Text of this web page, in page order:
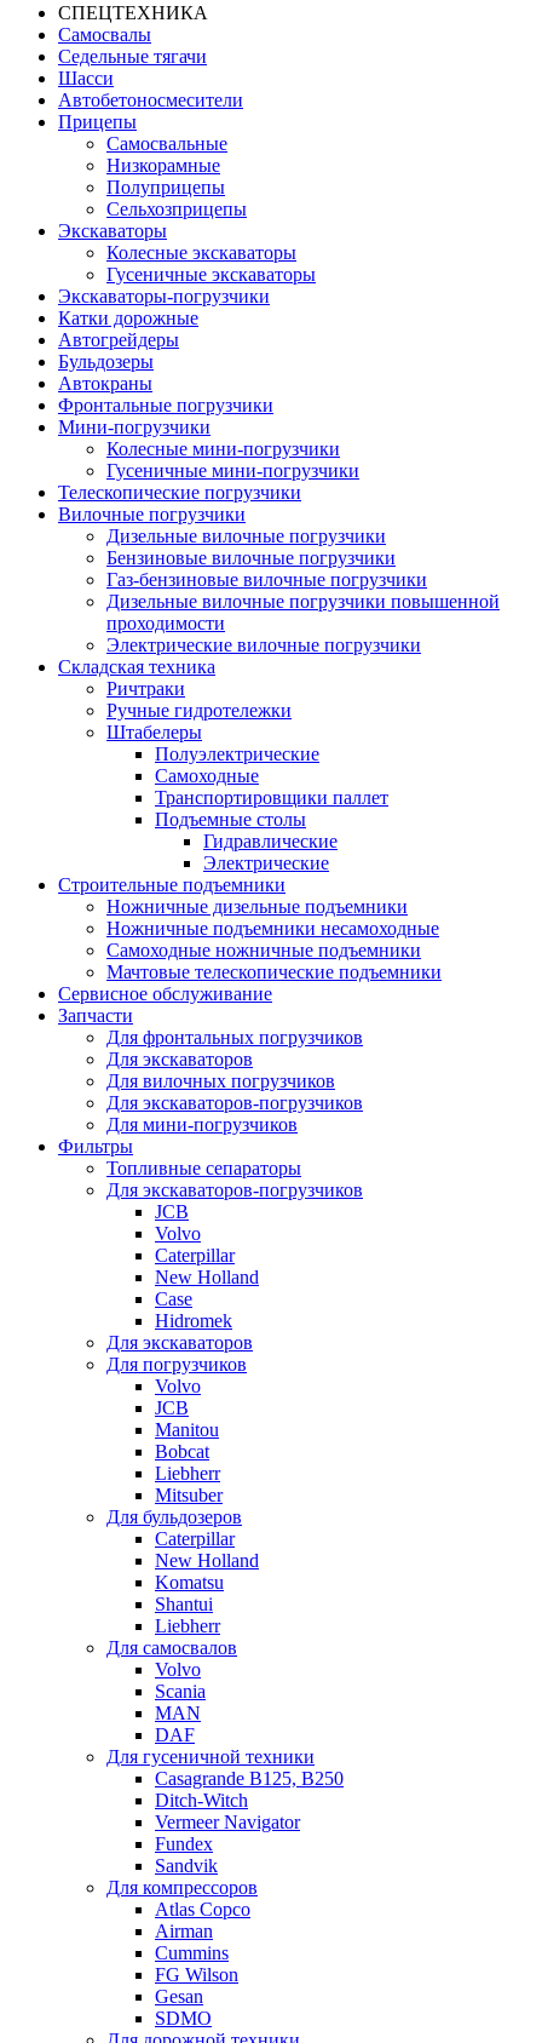
СПЕЦТЕХНИКА
Самосвалы
Седельные тягачи
Шасси
Автобетоно­смесители
Прицепы
Самосвальные
Низкорамные
Полуприцепы
Сельхозприцепы
Экскаваторы
Колесные экскаваторы
Гусеничные экскаваторы
Экскаваторы-погрузчики
Катки дорожные
Автогрейдеры
Бульдозеры
Автокраны
Фронтальные погрузчики
Мини-погрузчики
Колесные мини-погрузчики
Гусеничные мини-погрузчики
Телескопические погрузчики
Вилочные погрузчики
Дизельные вилочные погрузчики
Бензиновые вилочные погрузчики
Газ-бензиновые вилочные погрузчики
Дизельные вилочные погрузчики повышенной
проходимости
Электрические вилочные погрузчики
Складская техника
Ричтраки
Ручные гидротележки
Штабелеры
Полуэлектрические
Самоходные
Транспортировщики паллет
Подъемные столы
Гидравлические
Электрические
Строительные подъемники
Ножничные дизельные подъемники
Ножничные подъемники несамоходные
Самоходные ножничные подъемники
Мачтовые телескопические подъемники
Сервисное обслуживание
Запчасти
Для фронтальных погрузчиков
Для экскаваторов
Для вилочных погрузчиков
Для экскаваторов-погрузчиков
Для мини-погрузчиков
Фильтры
Топливные сепараторы
Для экскаваторов-погрузчиков
JCB
Volvo
Caterpillar
New Holland
Case
Hidromek
Для экскаваторов
Для погрузчиков
Volvo
JCB
Manitou
Bobcat
Liebherr
Mitsuber
Для бульдозеров
Caterpillar
New Holland
Komatsu
Shantui
Liebherr
Для самосвалов
Volvo
Scania
MAN
DAF
Для гусеничной техники
Casagrande B125, B250
Ditch-Witch
Vermeer Navigator
Fundex
Sandvik
Для компрессоров
Atlas Copco
Airman
Cummins
FG Wilson
Gesan
SDMO